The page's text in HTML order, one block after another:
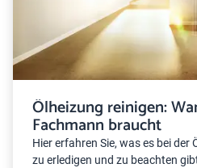
Ölheizung reinigen:
Fachmann braucht
Hier erfahren Sie, was es bei der
zu erledigen und zu beachten